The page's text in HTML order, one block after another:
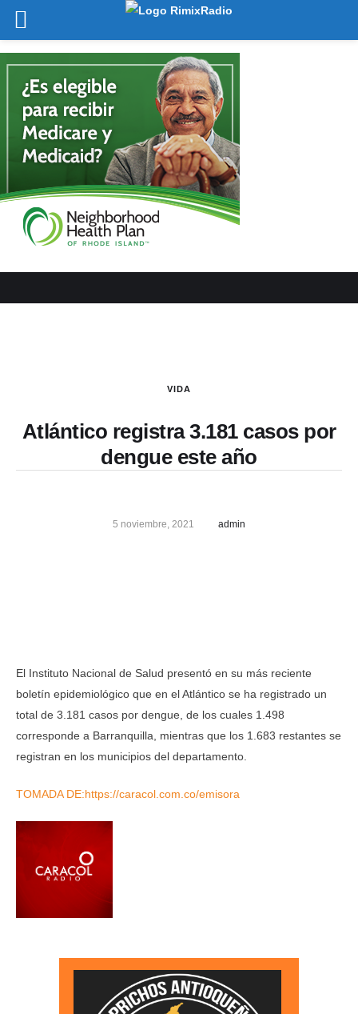
VIDA
Atlántico registra 3.181 casos por
dengue este año
5 noviembre, 2021 admin
El Instituto Nacional de Salud presentó en su más reciente
boletín epidemiológico que en el Atlántico se ha registrado un
total de 3.181 casos por dengue, de los cuales 1.498
corresponde a Barranquilla, mientras que los 1.683 restantes se
registran en los municipios del departamento.
TOMADA DE:https://caracol.com.co/emisora